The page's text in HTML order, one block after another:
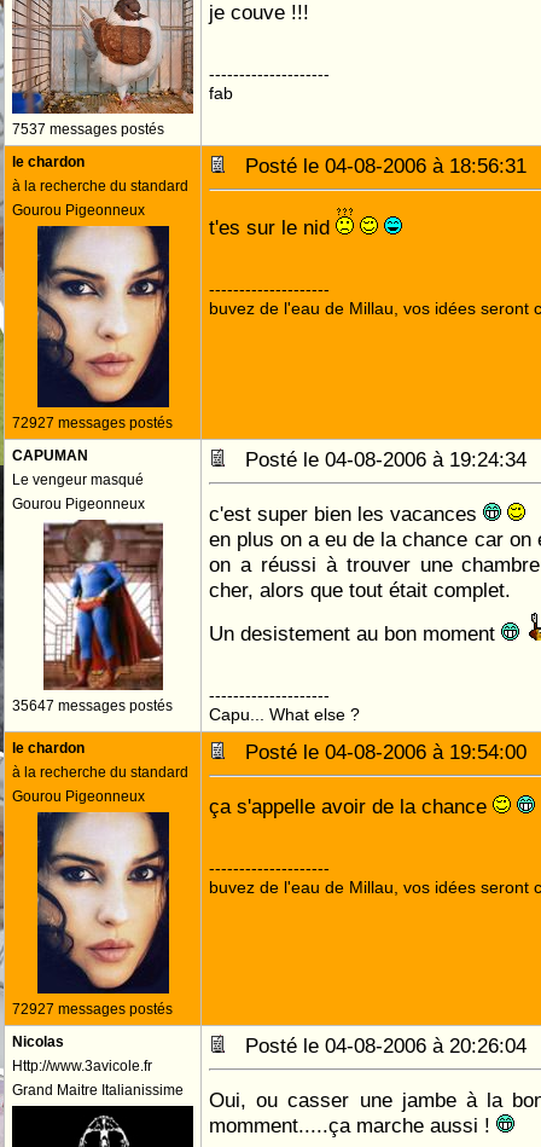
7537 messages postés
je couve !!!
--------------------
fab
le chardon
à la recherche du standard
Gourou Pigeonneux
72927 messages postés
Posté le 04-08-2006 à
t'es sur le nid
--------------------
buvez de l'eau de Millau, vos idées seront
CAPUMAN
Le vengeur masqué
Gourou Pigeonneux
35647 messages postés
Posté le 04-08-2006 à
c'est super bien les vacances
en plus on a eu de la chance car
on a réussi à trouver une
cher, alors que tout était complet.
Un desistement au bon moment
--------------------
Capu... What else ?
le chardon
à la recherche du standard
Gourou Pigeonneux
72927 messages postés
Posté le 04-08-2006 à
ça s'appelle avoir de la chance
--------------------
buvez de l'eau de Millau, vos idées seront
Nicolas
Http://www.3avicole.fr
Grand Maitre Italianissime
Posté le 04-08-2006 à
Oui, ou casser une jambe à la
momment.....ça marche aussi !